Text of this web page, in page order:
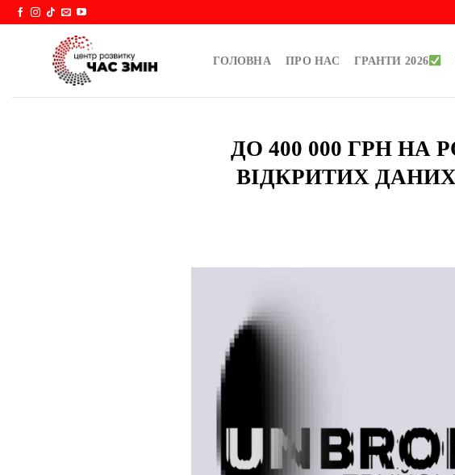
Skip
ГОЛОВНА ПРО НАС ГРАНТИ 2026
ДО 400 000 ГРН
ВІДКРИТИХ ДАНИХ